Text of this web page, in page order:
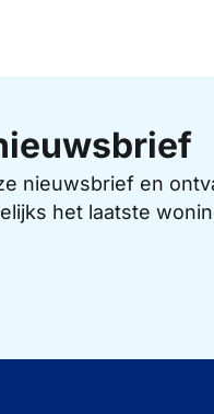
nieuwsbrief en
het laatste